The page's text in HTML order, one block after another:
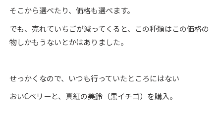
そこから選べたり、価格も選べます。
でも、売れていちごが減ってくると、この種類はこの価格の
物しかもうないとかはありました。
せっかくなので、いつも行っていたところにはない
おいCベリーと、真紅の美鈴（黒イチゴ）を購入。